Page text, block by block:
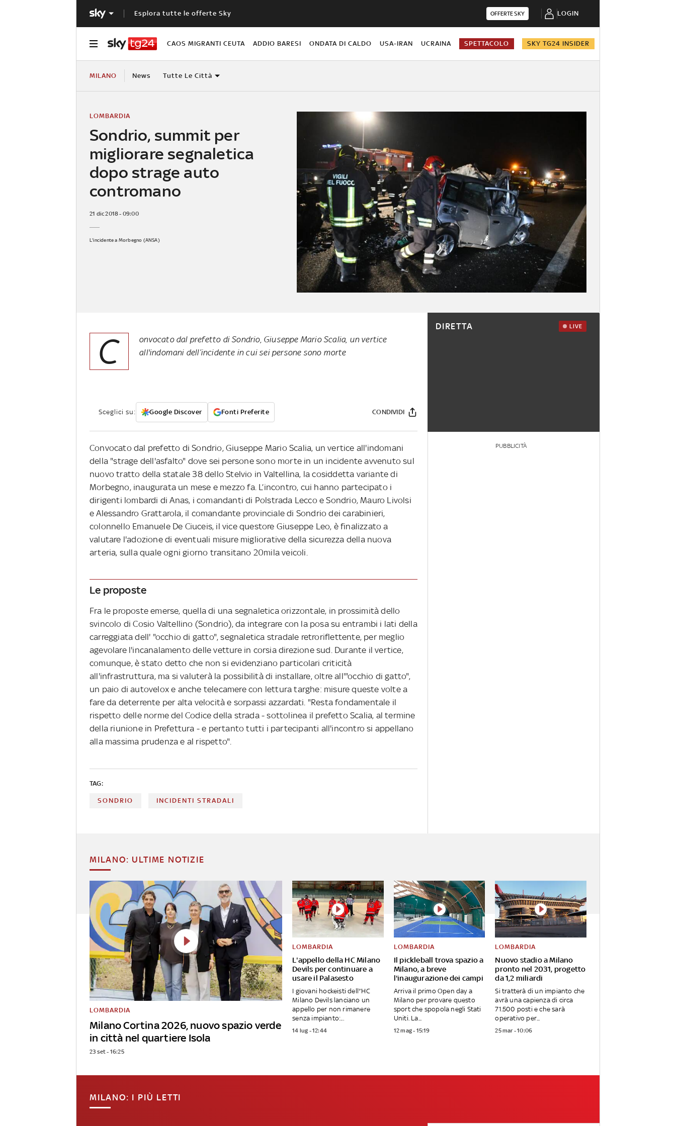
Esplora tutte le offerte Sky OFFERTE SKY LOGIN
CAOS MIGRANTI CEUTA ADDIO BARESI ONDATA DI CALDO USA-IRAN UCRAINA SPETTACOLO SKY TG24 INSIDER
MILANO News Tutte Le Città
Sondrio, summit per
migliorare segnaletica
dopo strage auto
contromano
LOMBARDIA
21 dic 2018 - 09:00
L'incidente a Morbegno (ANSA)
C
onvocato dal prefetto di Sondrio, Giuseppe Mario Scalia, un vertice
all'indomani dell’incidente in cui sei persone sono morte
Sceglici su: Google Discover Fonti Preferite CONDIVIDI
Convocato dal prefetto di Sondrio, Giuseppe Mario Scalia, un vertice all'indomani
della "strage dell'asfalto" dove sei persone sono morte in un incidente avvenuto sul
nuovo tratto della statale 38 dello Stelvio in Valtellina, la cosiddetta variante di
Morbegno, inaugurata un mese e mezzo fa. L’incontro, cui hanno partecipato i
dirigenti lombardi di Anas, i comandanti di Polstrada Lecco e Sondrio, Mauro Livolsi
e Alessandro Grattarola, il comandante provinciale di Sondrio dei carabinieri,
colonnello Emanuele De Ciuceis, il vice questore Giuseppe Leo, è finalizzato a
valutare l'adozione di eventuali misure migliorative della sicurezza della nuova
arteria, sulla quale ogni giorno transitano 20mila veicoli.
Le proposte
Fra le proposte emerse, quella di una segnaletica orizzontale, in prossimità dello
svincolo di Cosio Valtellino (Sondrio), da integrare con la posa su entrambi i lati della
carreggiata dell' "occhio di gatto", segnaletica stradale retroriflettente, per meglio
agevolare l'incanalamento delle vetture in corsia direzione sud. Durante il vertice,
comunque, è stato detto che non si evidenziano particolari criticità
all'infrastruttura, ma si valuterà la possibilità di installare, oltre all'"occhio di gatto",
un paio di autovelox e anche telecamere con lettura targhe: misure queste volte a
fare da deterrente per alta velocità e sorpassi azzardati. "Resta fondamentale il
rispetto delle norme del Codice della strada - sottolinea il prefetto Scalia, al termine
della riunione in Prefettura - e pertanto tutti i partecipanti all'incontro si appellano
alla massima prudenza e al rispetto".
TAG:
SONDRIO INCIDENTI STRADALI
DIRETTA LIVE
PUBBLICITÀ
MILANO: ULTIME NOTIZIE
Milano Cortina 2026, nuovo spazio verde
in città nel quartiere Isola
LOMBARDIA
23 set - 16:25
L'appello della HC Milano
Devils per continuare a
usare il Palasesto
LOMBARDIA
I giovani hockeisti dell'’HC
Milano Devils lanciano un
appello per non rimanere
senza impianto:...
14 lug - 12:44
Il pickleball trova spazio a
Milano, a breve
l'inaugurazione dei campi
LOMBARDIA
Arriva il primo Open day a
Milano per provare questo
sport che spopola negli Stati
Uniti. La...
12 mag - 15:19
Nuovo stadio a Milano
pronto nel 2031, progetto
da 1,2 miliardi
LOMBARDIA
Si tratterà di un impianto che
avrà una capienza di circa
71.500 posti e che sarà
operativo per...
25 mar - 10:06
MILANO: I PIÙ LETTI